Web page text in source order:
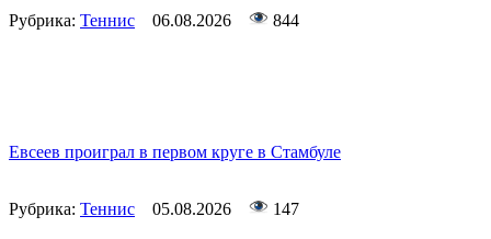
Рубрика: Теннис 06.08.2026 844
Евсеев проиграл в первом круге в Стамбуле
Рубрика: Теннис 05.08.2026 147